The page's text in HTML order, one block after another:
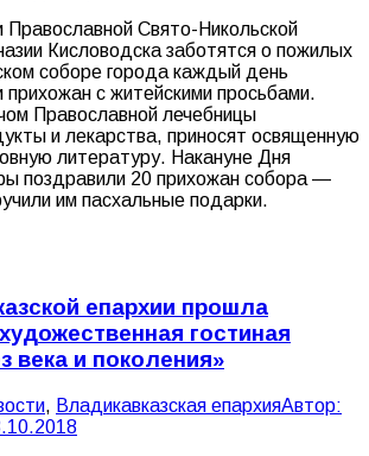
Православной Свято-Никольской
Кисловодска заботятся о пожилых
соборе города каждый день
прихожан с житейскими просьбами.
Православной лечебницы
и лекарства, приносят освященную
литературу. Накануне Дня
поздравили 20 прихожан собора —
им пасхальные подарки.
епархии прошла
гостиная
века и поколения»
, Владикавказская епархияАвтор: